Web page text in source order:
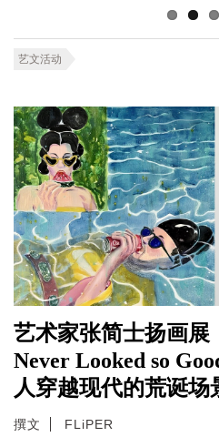
艺文活动
艺术家张简士扬画展
Never Looked so
人穿越现代的荒诞场
撰文 FLiPER